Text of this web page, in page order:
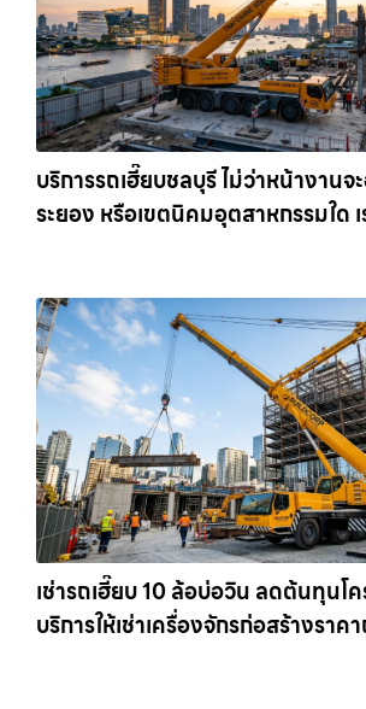
บริการรถเฮี๊ยบชลบุรี ไม่ว่าหน้างานจ
ระยอง หรือเขตนิคมอุตสาหกรรมใด
เช่ารถเฮี๊ยบ 10 ล้อบ่อวิน ลดต้นทุนโ
บริการให้เช่าเครื่องจักรก่อสร้างรา